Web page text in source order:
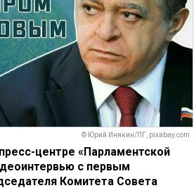
© Юрий Инякин/ПГ, pixabay.com
центре «Парламентской
с первым
Комитета Совета